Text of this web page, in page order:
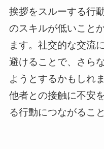
挨拶をスルーする行
のスキルが低いこと
ます。社交的な交流
避けることで、さら
ようとするかもしれ
他者との接触に不安
る行動につながるこ